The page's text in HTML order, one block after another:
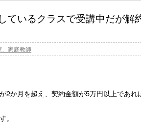
ているクラスで受講中だが
、家庭教師
2か月を超え、契約金額が5万円以上であ